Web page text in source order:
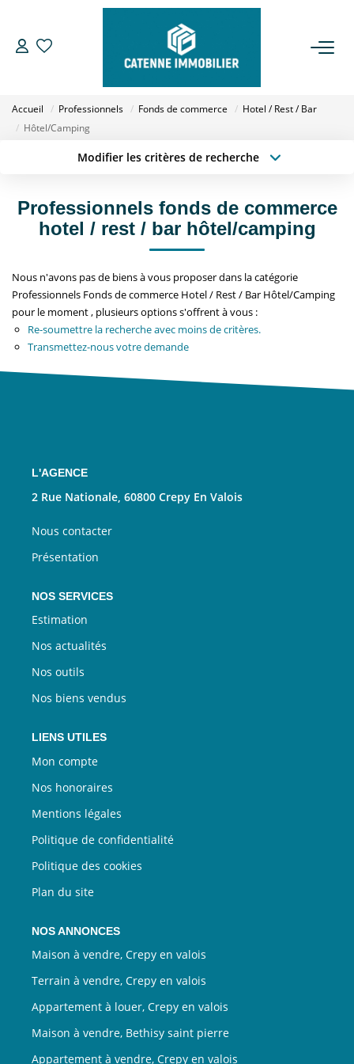
GESTION
NOTRE AGENCE
Qui Sommes Nous
Notre Équipe
Accueil Professionnels Fonds de commerce
Hotel / Rest / Bar
Hôtel/Camping
Modifier les critères de recherche
Type de transaction Localisation
Sélectionnez...
Type de bien
Surface min
Créer une alerte
Professionnels fonds de commerce
hotel / rest / bar hôtel/camping
Nous n'avons pas de biens à vous proposer dans la catégorie
Professionnels Fonds de commerce Hotel / Rest / Bar Hôtel/Camping
pour le moment , plusieurs options s'offrent à vous :
Re-soumettre la recherche avec moins de critères.
Transmettez-nous votre demande
L'AGENCE
2 Rue Nationale, 60800 Crepy En Valois
Nous contacter
Présentation
NOS SERVICES
Estimation
Nos actualités
Nos outils
Nos biens vendus
LIENS UTILES
Mon compte
Nos honoraires
Mentions légales
Politique de confidentialité
Politique des cookies
Plan du site
NOS ANNONCES
Maison à vendre, Crepy en valois
Terrain à vendre, Crepy en valois
Appartement à louer, Crepy en valois
Maison à vendre, Bethisy saint pierre
Appartement à vendre, Crepy en valois